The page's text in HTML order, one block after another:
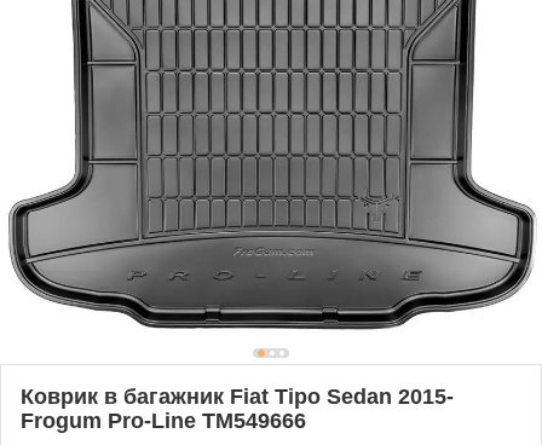
Коврик в багажник Fiat Tipo Sedan 2015-
Frogum Pro-Line TM549666